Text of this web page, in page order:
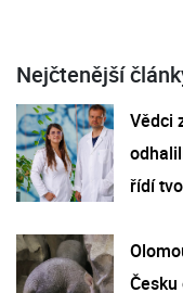
Nejčtenější
Vědci
řídí